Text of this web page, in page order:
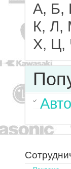
А, Б,
К, Л,
Х,